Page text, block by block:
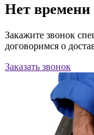
Нет времени
Закажите звонок
договоримся о
Заказать звонок